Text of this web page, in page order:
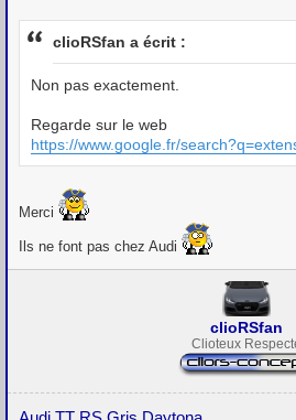
e
s
g
e
clioRSfan a écrit :
Non pas exactement.
Regarde sur le web
https://www.google.fr/
Merci
Ils ne font pas chez Audi
clioRSfan
Clioteux